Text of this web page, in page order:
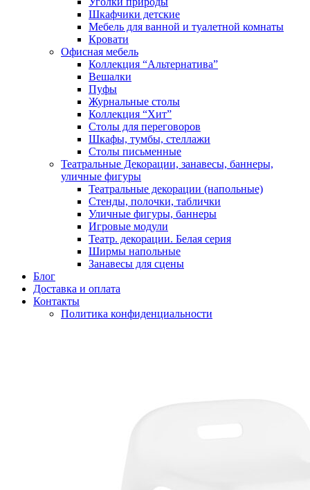
Шкафчики детские
Мебель для ванной и туалетной комнаты
Кровати
Офисная мебель
Коллекция “Альтернатива”
Вешалки
Пуфы
Журнальные столы
Коллекция “Хит”
Столы для переговоров
Шкафы, тумбы, стеллажи
Столы письменные
Театральные Декорации, занавесы, баннеры,
уличные фигуры
Театральные декорации (напольные)
Стенды, полочки, таблички
Уличные фигуры, баннеры
Игровые модули
Театр. декорации. Белая серия
Ширмы напольные
Занавесы для сцены
Блог
Доставка и оплата
Контакты
Политика конфиденциальности